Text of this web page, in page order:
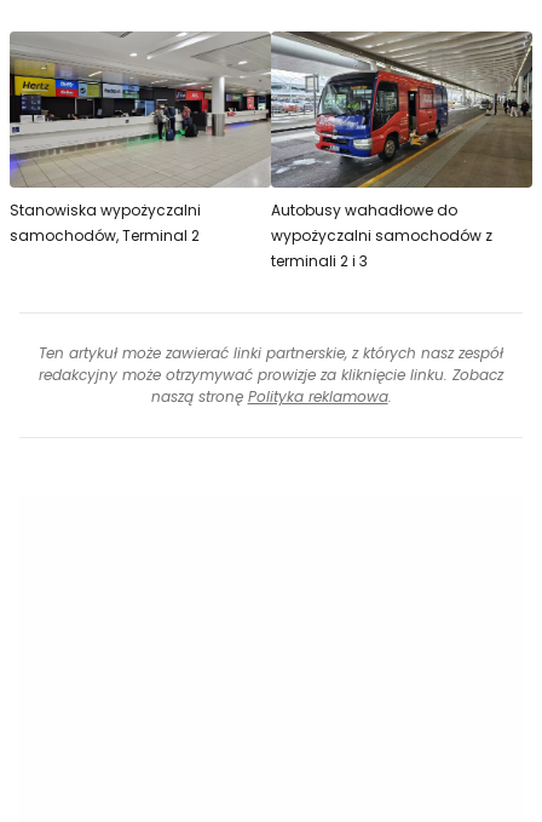
Stanowiska wypożyczalni
samochodów, Terminal 2
Autobusy wahadłowe do
wypożyczalni samochodów z
terminali 2 i 3
Ten artykuł może zawierać linki partnerskie, z których nasz zespół
redakcyjny może otrzymywać prowizje za kliknięcie linku. Zobacz
naszą stronę Polityka reklamowa.